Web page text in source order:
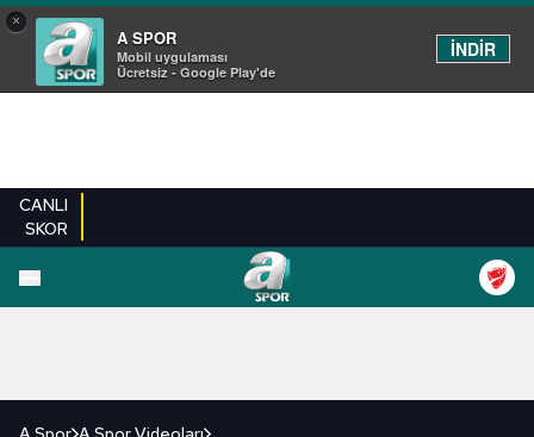
×
A SPOR
Mobil uygulaması
Ücretsiz - Google Play'de
İNDİR
CANLI
SKOR
FUTBOL